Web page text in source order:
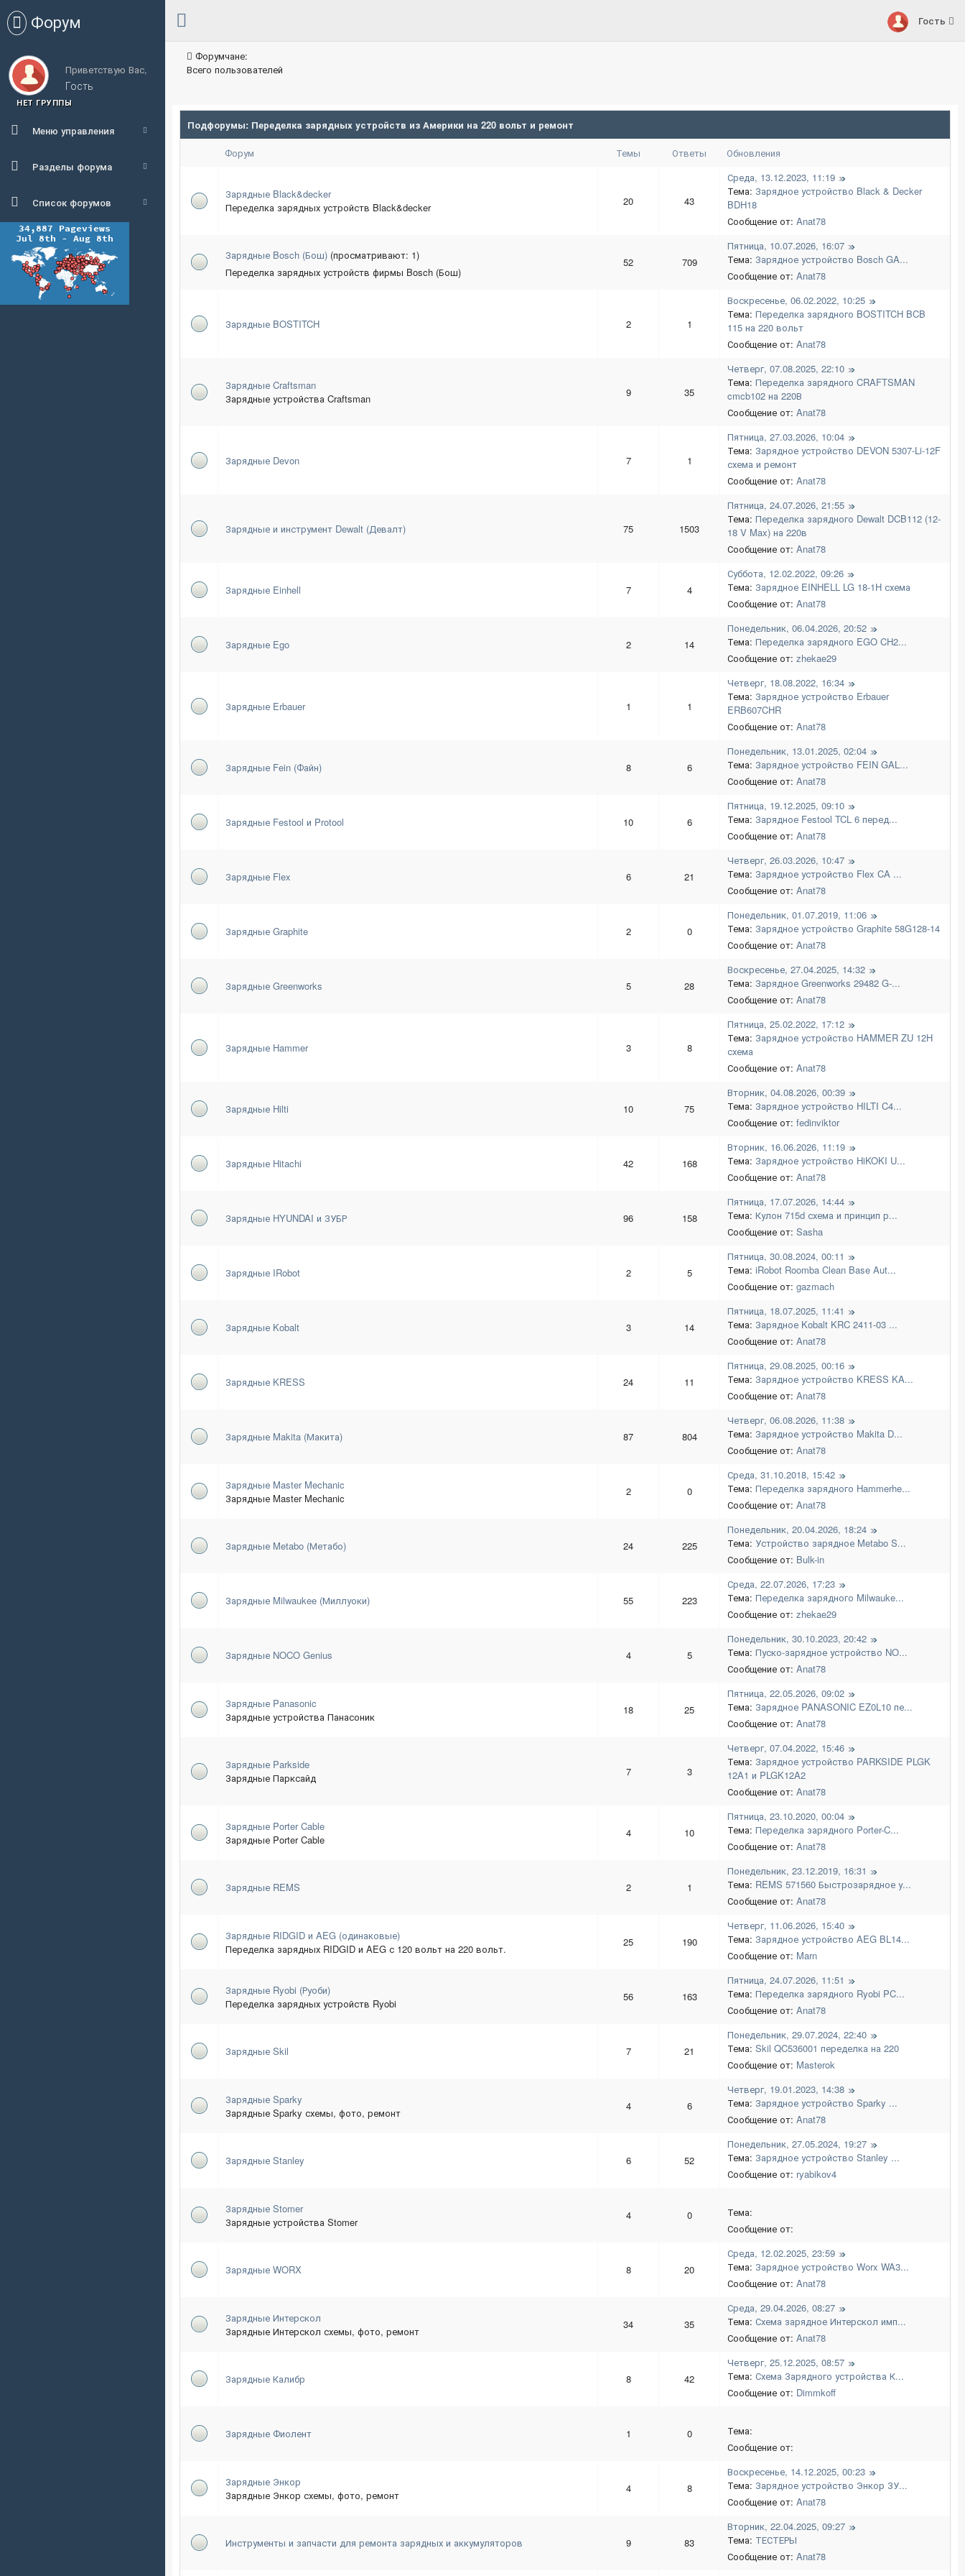
Форум
Приветствую Вас,
Гость
НЕТ ГРУППЫ
Меню управления
Разделы форума
Список форумов
Гость
Форумчане:
Всего пользователей
Подфорумы: Переделка зарядных устройств из Америки на 220 вольт и ремонт
Форум Темы Ответы Обновления
Зарядные Black&decker
Переделка зарядных устройств Black&decker
20 43
Среда, 13.12.2023, 11:19
Тема: Зарядное устройство Black & Decker
BDH18
Сообщение от: Anat78
Зарядные Bosch (Бош) (просматривают: 1)
Переделка зарядных устройств фирмы Bosch (Бош)
52 709
Пятница, 10.07.2026, 16:07
Тема: Зарядное устройство Bosch GA...
Сообщение от: Anat78
Зарядные BOSTITCH 2 1
Воскресенье, 06.02.2022, 10:25
Тема: Переделка зарядного BOSTITCH BCB
115 на 220 вольт
Сообщение от: Anat78
Зарядные Craftsman
Зарядные устройства Craftsman
9 35
Четверг, 07.08.2025, 22:10
Тема: Переделка зарядного CRAFTSMAN
cmcb102 на 220В
Сообщение от: Anat78
Зарядные Devon 7 1
Пятница, 27.03.2026, 10:04
Тема: Зарядное устройство DEVON 5307-Li-12F
схема и ремонт
Сообщение от: Anat78
Зарядные и инструмент Dewalt (Девалт) 75 1503
Пятница, 24.07.2026, 21:55
Тема: Переделка зарядного Dewalt DCB112 (12-
18 V Max) на 220в
Сообщение от: Anat78
Зарядные Einhell 7 4
Суббота, 12.02.2022, 09:26
Тема: Зарядное EINHELL LG 18-1H схема
Сообщение от: Anat78
Зарядные Ego 2 14
Понедельник, 06.04.2026, 20:52
Тема: Переделка зарядного EGO CH2...
Сообщение от: zhekae29
Зарядные Erbauer 1 1
Четверг, 18.08.2022, 16:34
Тема: Зарядное устройство Erbauer
ERB607CHR
Сообщение от: Anat78
Зарядные Fein (Файн) 8 6
Понедельник, 13.01.2025, 02:04
Тема: Зарядное устройство FEIN GAL...
Сообщение от: Anat78
Зарядные Festool и Protool 10 6
Пятница, 19.12.2025, 09:10
Тема: Зарядное Festool TCL 6 перед...
Сообщение от: Anat78
Зарядные Flex 6 21
Четверг, 26.03.2026, 10:47
Тема: Зарядное устройство Flex CA ...
Сообщение от: Anat78
Зарядные Graphite 2 0
Понедельник, 01.07.2019, 11:06
Тема: Зарядное устройство Graphite 58G128-14
Сообщение от: Anat78
Зарядные Greenworks 5 28
Воскресенье, 27.04.2025, 14:32
Тема: Зарядное Greenworks 29482 G-...
Сообщение от: Anat78
Зарядные Hammer 3 8
Пятница, 25.02.2022, 17:12
Тема: Зарядное устройство HAMMER ZU 12H
схема
Сообщение от: Anat78
Зарядные Hilti 10 75
Вторник, 04.08.2026, 00:39
Тема: Зарядное устройство HILTI C4...
Сообщение от: fedinviktor
Зарядные Hitachi 42 168
Вторник, 16.06.2026, 11:19
Тема: Зарядное устройство HiKOKI U...
Сообщение от: Anat78
Зарядные HYUNDAI и ЗУБР 96 158
Пятница, 17.07.2026, 14:44
Тема: Кулон 715d схема и принцип р...
Сообщение от: Sasha
Зарядные IRobot 2 5
Пятница, 30.08.2024, 00:11
Тема: iRobot Roomba Clean Base Aut...
Сообщение от: gazmach
Зарядные Kobalt 3 14
Пятница, 18.07.2025, 11:41
Тема: Зарядное Kobalt KRC 2411-03 ...
Сообщение от: Anat78
Зарядные KRESS 24 11
Пятница, 29.08.2025, 00:16
Тема: Зарядное устройство KRESS KA...
Сообщение от: Anat78
Зарядные Makita (Макита) 87 804
Четверг, 06.08.2026, 11:38
Тема: Зарядное устройство Makita D...
Сообщение от: Anat78
Зарядные Master Mechanic
Зарядные Master Mechanic
2 0
Среда, 31.10.2018, 15:42
Тема: Переделка зарядного Hammerhe...
Сообщение от: Anat78
Зарядные Metabo (Метабо) 24 225
Понедельник, 20.04.2026, 18:24
Тема: Устройство зарядное Metabo S...
Сообщение от: Bulk-in
Зарядные Milwaukee (Миллуоки) 55 223
Среда, 22.07.2026, 17:23
Тема: Переделка зарядного Milwauke...
Сообщение от: zhekae29
Зарядные NOCO Genius 4 5
Понедельник, 30.10.2023, 20:42
Тема: Пуско-зарядное устройство NO...
Сообщение от: Anat78
Зарядные Panasonic
Зарядные устройства Панасоник
18 25
Пятница, 22.05.2026, 09:02
Тема: Зарядное PANASONIC EZ0L10 пе...
Сообщение от: Anat78
Зарядные Parkside
Зарядные Парксайд
7 3
Четверг, 07.04.2022, 15:46
Тема: Зарядное устройство PARKSIDE PLGK
12A1 и PLGK12A2
Сообщение от: Anat78
Зарядные Porter Cable
Зарядные Porter Cable
4 10
Пятница, 23.10.2020, 00:04
Тема: Переделка зарядного Porter-C...
Сообщение от: Anat78
Зарядные REMS 2 1
Понедельник, 23.12.2019, 16:31
Тема: REMS 571560 Быстрозарядное у...
Сообщение от: Anat78
Зарядные RIDGID и AEG (одинаковые)
Переделка зарядных RIDGID и AEG с 120 вольт на 220 вольт.
25 190
Четверг, 11.06.2026, 15:40
Тема: Зарядное устройство AEG BL14...
Сообщение от: Marn
Зарядные Ryobi (Руоби)
Переделка зарядных устройств Ryobi
56 163
Пятница, 24.07.2026, 11:51
Тема: Переделка зарядного Ryobi PC...
Сообщение от: Anat78
Зарядные Skil 7 21
Понедельник, 29.07.2024, 22:40
Тема: Skil QC536001 переделка на 220
Сообщение от: Masterok
Зарядные Sparky
Зарядные Sparky схемы, фото, ремонт
4 6
Четверг, 19.01.2023, 14:38
Тема: Зарядное устройство Sparky ...
Сообщение от: Anat78
Зарядные Stanley 6 52
Понедельник, 27.05.2024, 19:27
Тема: Зарядное устройство Stanley ...
Сообщение от: ryabikov4
Зарядные Stomer
Зарядные устройства Stomer
4 0
Тема:
Сообщение от:
Зарядные WORX 8 20
Среда, 12.02.2025, 23:59
Тема: Зарядное устройство Worx WA3...
Сообщение от: Anat78
Зарядные Интерскол
Зарядные Интерскол схемы, фото, ремонт
34 35
Среда, 29.04.2026, 08:27
Тема: Схема зарядное Интерскол имп...
Сообщение от: Anat78
Зарядные Калибр 8 42
Четверг, 25.12.2025, 08:57
Тема: Схема Зарядного устройства К...
Сообщение от: Dimmkoff
Зарядные Фиолент 1 0
Тема:
Сообщение от:
Зарядные Энкор
Зарядные Энкор схемы, фото, ремонт
4 8
Воскресенье, 14.12.2025, 00:23
Тема: Зарядное устройство Энкор ЗУ...
Сообщение от: Anat78
Инструменты и запчасти для ремонта зарядных и аккумуляторов 9 83
Вторник, 22.04.2025, 09:27
Тема: ТЕСТЕРЫ
Сообщение от: Anat78